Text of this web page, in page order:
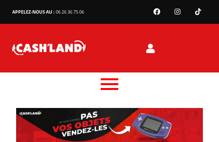
APPELEZ-NOUS AU : 06 26 36 75 06